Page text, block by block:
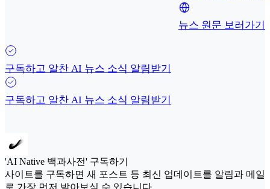
뉴스 원문 보러가기
구독하고 알찬 AI 뉴스 소식 알림받기
구독하고 알찬 AI 뉴스 소식 알림받기
'AI Native 백과사전' 구독하기
사이트를 구독하면 새 포스트 등 최신 업데이트를 알림과 메일
로 가장 먼저 받아보실 수 있습니다.